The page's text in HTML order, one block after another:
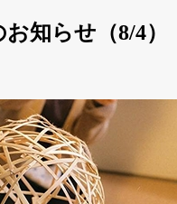
知らせ（8/4）